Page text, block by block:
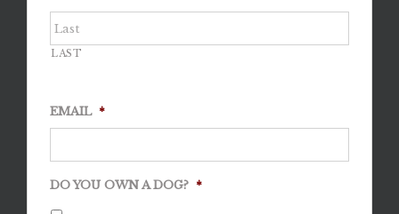
LAST
EMAIL *
DO YOU OWN A DOG? *